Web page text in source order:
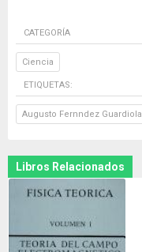
CATEGORÍA
Ciencia
ETIQUETAS:
Augusto Fernndez Guardiola
Libros Relacionados